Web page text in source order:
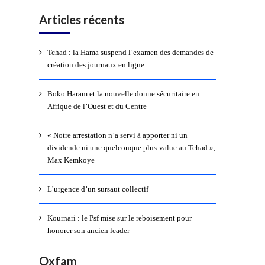
Articles récents
Tchad : la Hama suspend l’examen des demandes de
création des journaux en ligne
Boko Haram et la nouvelle donne sécuritaire en
Afrique de l’Ouest et du Centre
« Notre arrestation n’a servi à apporter ni un
dividende ni une quelconque plus-value au Tchad »,
Max Kemkoye
L’urgence d’un sursaut collectif
Kournari : le Psf mise sur le reboisement pour
honorer son ancien leader
Oxfam